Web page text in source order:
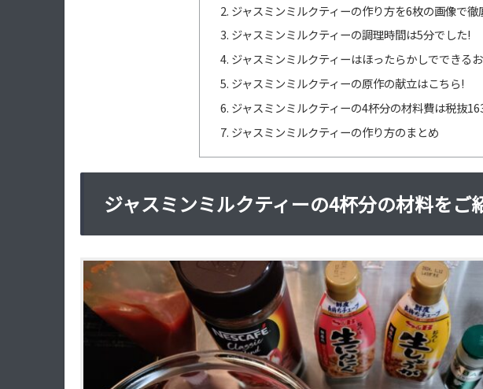
ジャスミンミルクティーの作り方を6枚の画像で徹
ジャスミンミルクティーの調理時間は5分でした!
ジャスミンミルクティーはほったらかしでできる
ジャスミンミルクティーの原作の献立はこちら!
ジャスミンミルクティーの4杯分の材料費は税抜
ジャスミンミルクティーの作り方のまとめ
ジャスミンミルクティーの4杯分の材料をご